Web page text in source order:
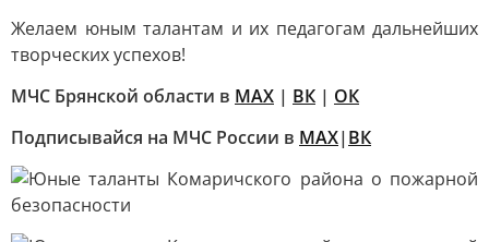
Желаем юным талантам и их педагогам дальнейших
творческих успехов!
МЧС Брянской области в МАХ | ВК | ОК
Подписывайся на МЧС России в MAX| ВК